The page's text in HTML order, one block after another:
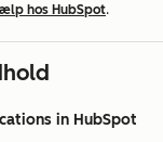
hos HubSpot.
in HubSpot